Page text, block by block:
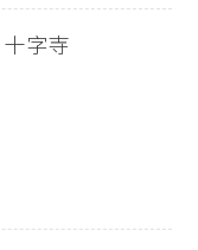
字寺